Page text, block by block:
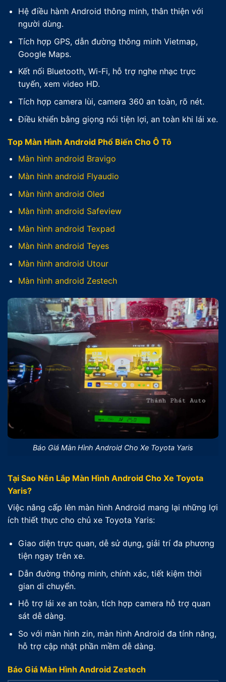
Hệ điều hành Android thông minh, thân thiện với
người dùng.
Tích hợp GPS, dẫn đường thông minh Vietmap,
Google Maps.
Kết nối Bluetooth, Wi-Fi, hỗ trợ nghe nhạc trực
tuyến, xem video HD.
Tích hợp camera lùi, camera 360 an toàn, rõ nét.
Điều khiển bằng giọng nói tiện lợi, an toàn khi lái xe.
Top Màn Hình Android Phổ Biến Cho Ô Tô
Màn hình android Bravigo
Màn hình android Flyaudio
Màn hình android Oled
Màn hình android Safeview
Màn hình android Texpad
Màn hình android Teyes
Màn hình android Utour
Màn hình android Zestech
Báo Giá Màn Hình Android Cho Xe Toyota Yaris
Tại Sao Nên Lắp Màn Hình Android Cho Xe Toyota
Yaris?
Việc nâng cấp lên màn hình Android mang lại những lợi
ích thiết thực cho chủ xe Toyota Yaris:
Giao diện trực quan, dễ sử dụng, giải trí đa phương
tiện ngay trên xe.
Dẫn đường thông minh, chính xác, tiết kiệm thời
gian di chuyển.
Hỗ trợ lái xe an toàn, tích hợp camera hỗ trợ quan
sát dễ dàng.
So với màn hình zin, màn hình Android đa tính năng,
hỗ trợ cập nhật phần mềm dễ dàng.
Báo Giá Màn Hình Android Zestech